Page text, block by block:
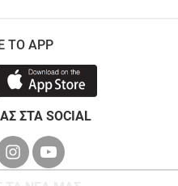
ΤΟ APP
ΣΤΑ SOCIAL